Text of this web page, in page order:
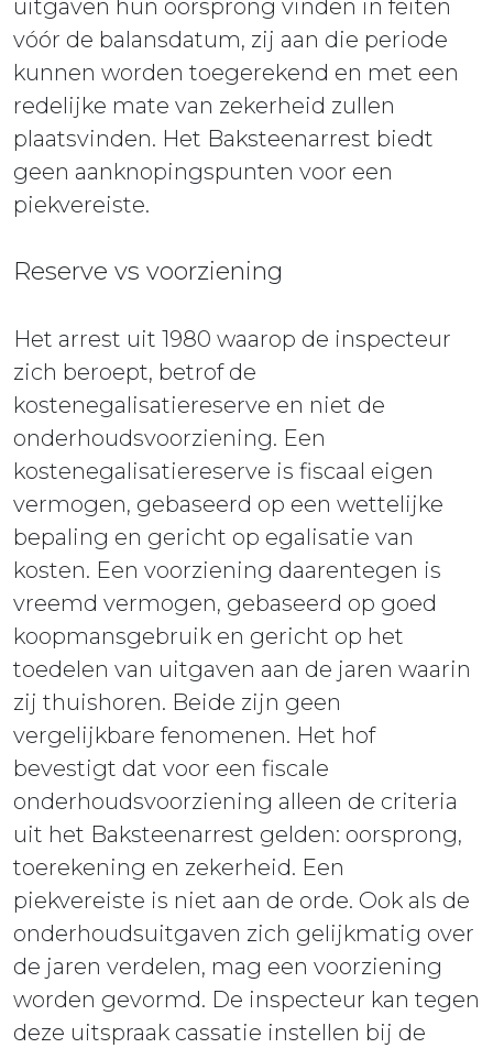
uitgaven hun oorsprong vinden in feiten
vóór de balansdatum, zij aan die periode
kunnen worden toegerekend en met een
redelijke mate van zekerheid zullen
plaatsvinden. Het Baksteenarrest biedt
geen aanknopingspunten voor een
piekvereiste.
Reserve vs voorziening
Het arrest uit 1980 waarop de inspecteur
zich beroept, betrof de
kostenegalisatiereserve en niet de
onderhoudsvoorziening. Een
kostenegalisatiereserve is fiscaal eigen
vermogen, gebaseerd op een wettelijke
bepaling en gericht op egalisatie van
kosten. Een voorziening daarentegen is
vreemd vermogen, gebaseerd op goed
koopmansgebruik en gericht op het
toedelen van uitgaven aan de jaren waarin
zij thuishoren. Beide zijn geen
vergelijkbare fenomenen. Het hof
bevestigt dat voor een fiscale
onderhoudsvoorziening alleen de criteria
uit het Baksteenarrest gelden: oorsprong,
toerekening en zekerheid. Een
piekvereiste is niet aan de orde. Ook als de
onderhoudsuitgaven zich gelijkmatig over
de jaren verdelen, mag een voorziening
worden gevormd. De inspecteur kan tegen
deze uitspraak cassatie instellen bij de